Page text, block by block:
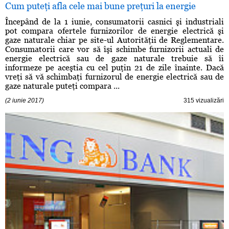
Cum puteţi afla cele mai bune preţuri la energie
Începând de la 1 iunie, consumatorii casnici şi industriali
pot compara ofertele furnizorilor de energie electrică şi
gaze naturale chiar pe site-ul Autorităţii de Reglementare.
Consumatorii care vor să îşi schimbe furnizorii actuali de
energie electrică sau de gaze naturale trebuie să îi
informeze pe aceştia cu cel puţin 21 de zile înainte. Dacă
vreţi să vă schimbaţi furnizorul de energie electrică sau de
gaze naturale puteţi compara ...
(2 iunie 2017) 315 vizualizări